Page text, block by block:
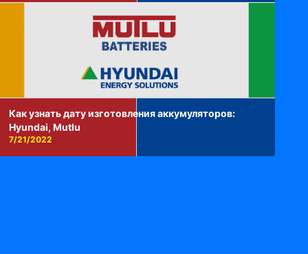
Как узнать дату изготовления аккумуляторов:
Hyundai, Mutlu
7/21/2022